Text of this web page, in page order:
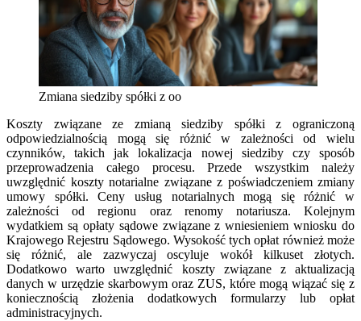
Zmiana siedziby spółki z oo
Koszty związane ze zmianą siedziby spółki z ograniczoną
odpowiedzialnością mogą się różnić w zależności od wielu
czynników, takich jak lokalizacja nowej siedziby czy sposób
przeprowadzenia całego procesu. Przede wszystkim należy
uwzględnić koszty notarialne związane z poświadczeniem zmiany
umowy spółki. Ceny usług notarialnych mogą się różnić w
zależności od regionu oraz renomy notariusza. Kolejnym
wydatkiem są opłaty sądowe związane z wniesieniem wniosku do
Krajowego Rejestru Sądowego. Wysokość tych opłat również może
się różnić, ale zazwyczaj oscyluje wokół kilkuset złotych.
Dodatkowo warto uwzględnić koszty związane z aktualizacją
danych w urzędzie skarbowym oraz ZUS, które mogą wiązać się z
koniecznością złożenia dodatkowych formularzy lub opłat
administracyjnych.